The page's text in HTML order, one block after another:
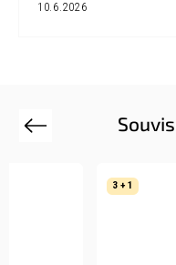
10.6.2026
Previous
3 + 1